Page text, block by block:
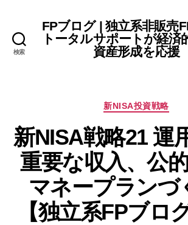
検索
FPブログ | 独立系非販売
トータルサポートが経済
資産形成を応援
カ
ゴ
リ
新NISA投資戦略
新NISA戦略21 運
重要な収入、公
マネープランづ
【独立系FPブロ